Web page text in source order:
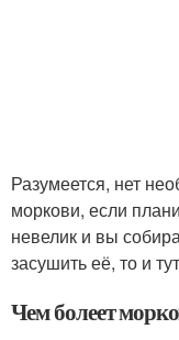
Разумеется, нет
моркови, если
невелик и вы
засушить её, то и
Чем болеет